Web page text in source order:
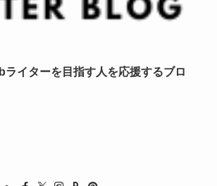
ライターを目指す人を応援するブロ